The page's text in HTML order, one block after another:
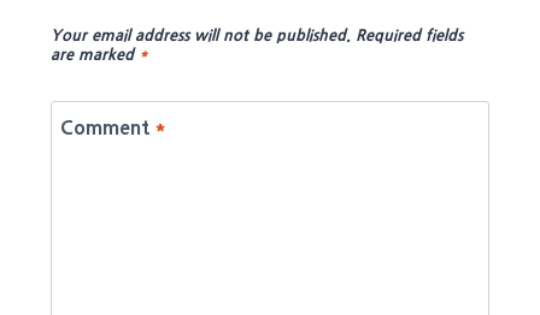
Your email address will not be published. Required fields
are marked *
Comment *